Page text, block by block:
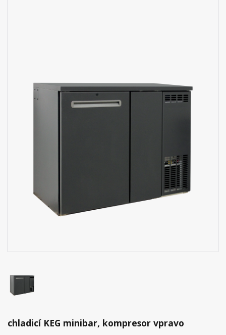
chladicí KEG minibar, kompresor vpravo